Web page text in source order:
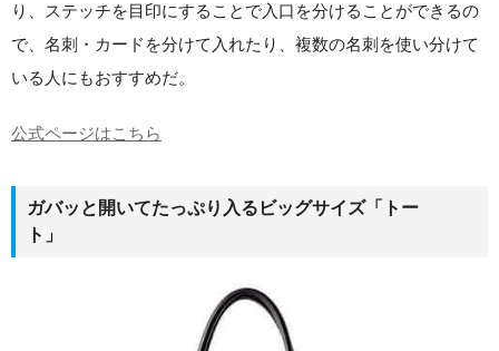
り、ステッチを目印にすることで入口を分けることができるの
で、名刺・カードを分けて入れたり、複数の名刺を使い分けて
いる人にもおすすめだ。
公式ページはこちら
ガバッと開いてたっぷり入るビッグサイズ「トー
ト」